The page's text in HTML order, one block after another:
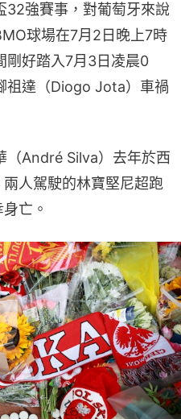
32強賽事，對葡萄牙來說
球場在7月2日晚上7時
剛好踏入7月3日凌晨0
祖達（Diogo Jota）車禍
（André Silva）去年於西
人駕駛的林寶堅尼超跑
亡。